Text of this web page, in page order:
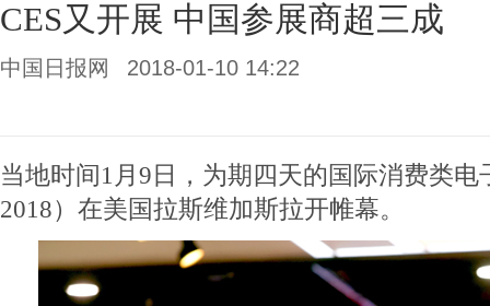
CES又开展 中国参展商超三成
中国日报网 2018-01-10 14:22
当地时间1月9日，为期四天的国际消费类电
2018）在美国拉斯维加斯拉开帷幕。